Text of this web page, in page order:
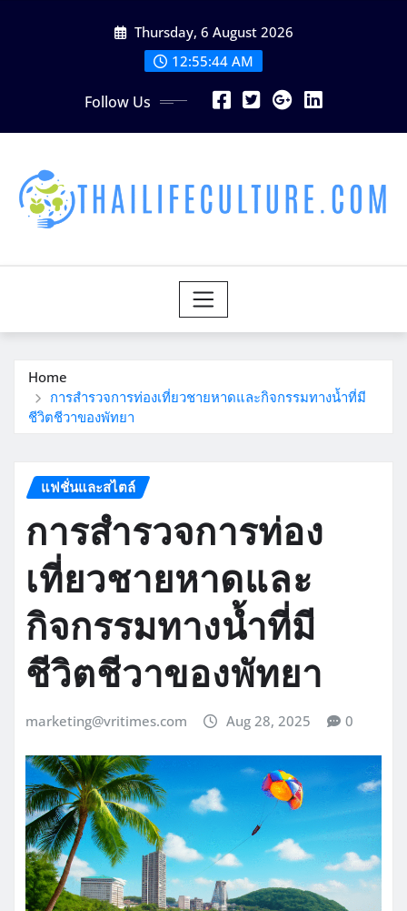
Thursday, 6 August 2026
12:55:46 AM
Follow Us
Home
การสำรวจการท่องเที่ยวชายหาดและกิจกรรมทางน้ำที่มี
ชีวิตชีวาของพัทยา
แฟชั่นและสไตล์
การสำรวจการท่อง
เที่ยวชายหาดและ
กิจกรรมทางน้ำที่มี
ชีวิตชีวาของพัทยา
marketing@vritimes.com Aug 28, 2025 0